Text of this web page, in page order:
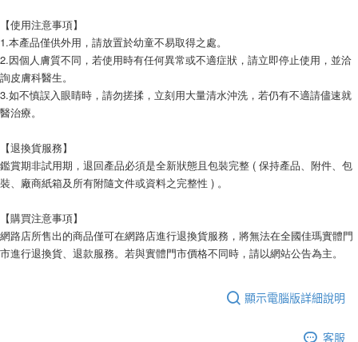
【使用注意事項】
1.本產品僅供外用，請放置於幼童不易取得之處。
2.因個人膚質不同，若使用時有任何異常或不適症狀，請立即停止使用，並洽
詢皮膚科醫生。
3.如不慎誤入眼睛時，請勿搓揉，立刻用大量清水沖洗，若仍有不適請儘速就
醫治療。
【退換貨服務】
鑑賞期非試用期，退回產品必須是全新狀態且包裝完整 ( 保持產品、附件、包
裝、廠商紙箱及所有附隨文件或資料之完整性 ) 。
【購買注意事項】
網路店所售出的商品僅可在網路店進行退換貨服務，將無法在全國佳瑪實體門
市進行退換貨、退款服務。若與實體門市價格不同時，請以網站公告為主。
顯示電腦版詳細說明
客服